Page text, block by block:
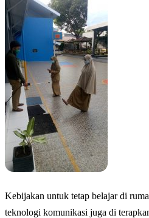
Kebijakan untuk tetap belajar di
teknologi komunikasi juga di